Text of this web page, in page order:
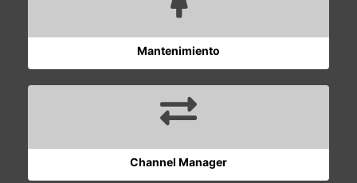
Mantenimiento
Channel Manager